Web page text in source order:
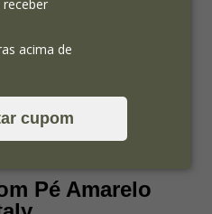
acima de
cupom
Pé Amarelo